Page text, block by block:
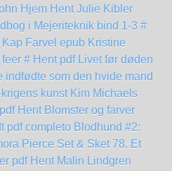
Hjem Hent Julie Kibler
i Mejeriteknik bind 1-3 #
Farvel epub Kristine
# Hent pdf Livet før døden
indfødte som den hvide mand
krigens kunst Kim Michaels
Hent Blomster og farver
pdf completo Blodhund #2:
Pierce Set & Sket 78. Et
pdf Hent Malin Lindgren